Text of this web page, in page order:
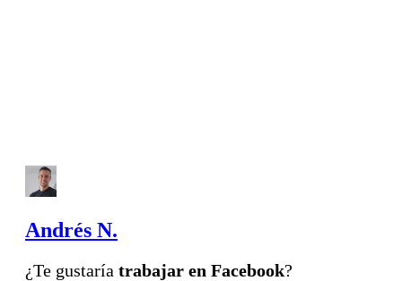
Andrés N.
¿Te gustaría trabajar en Facebook?